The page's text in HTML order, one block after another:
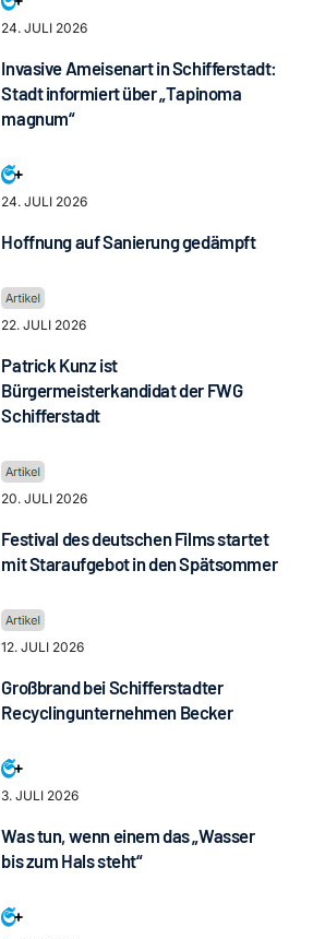
24. JULI 2026
Invasive Ameisenart in Schifferstadt:
Stadt informiert über „Tapinoma
magnum“
24. JULI 2026
Hoffnung auf Sanierung gedämpft
22. JULI 2026
Patrick Kunz ist
Bürgermeisterkandidat der FWG
Schifferstadt
20. JULI 2026
Festival des deutschen Films startet
mit Staraufgebot in den Spätsommer
12. JULI 2026
Großbrand bei Schifferstadter
Recyclingunternehmen Becker
3. JULI 2026
Was tun, wenn einem das „Wasser
bis zum Hals steht“